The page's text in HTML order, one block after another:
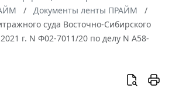
Документы ленты ПРАЙМ
суда Восточно-Сибирского
г. N Ф02-7011/20 по делу N А58-